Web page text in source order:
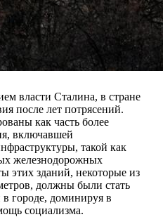
власти Сталина, в стране
после лет потрясений.
как часть более
включавшей
такой как
железнодорожных
этих зданий, некоторые из
должны были стать
городе, доминируя в
социализма.